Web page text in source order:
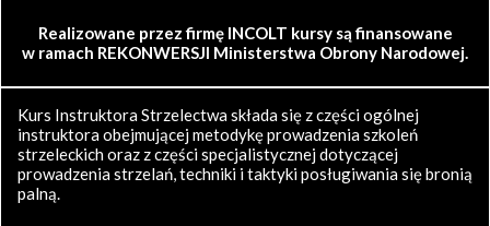
Realizowane przez firmę INCOLT kursy są finansowane
w ramach REKONWERSJI Ministerstwa Obrony Narodowej.
Kurs Instruktora Strzelectwa składa się z części ogólnej
instruktora obejmującej metodykę prowadzenia szkoleń
strzeleckich oraz z części specjalistycznej dotyczącej
prowadzenia strzelań, techniki i taktyki posługiwania się bronią
palną.